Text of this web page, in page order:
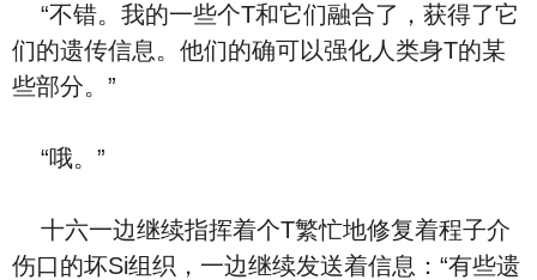
“不错。我的一些个T和它们融合了，获得了它
们的遗传信息。他们的确可以强化人类身T的某
些部分。”
“哦。”
十六一边继续指挥着个T繁忙地修复着程子介
伤口的坏Si组织，一边继续发送着信息：“有些遗